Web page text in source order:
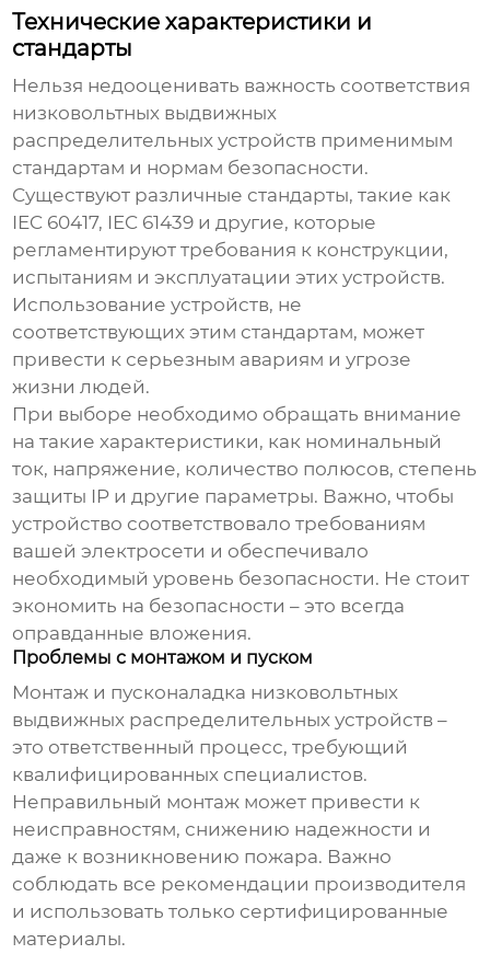
Технические характеристики и
стандарты
Нельзя недооценивать важность соответствия
низковольтных выдвижных
распределительных устройств применимым
стандартам и нормам безопасности.
Существуют различные стандарты, такие как
IEC 60417, IEC 61439 и другие, которые
регламентируют требования к конструкции,
испытаниям и эксплуатации этих устройств.
Использование устройств, не
соответствующих этим стандартам, может
привести к серьезным авариям и угрозе
жизни людей.
При выборе необходимо обращать внимание
на такие характеристики, как номинальный
ток, напряжение, количество полюсов, степень
защиты IP и другие параметры. Важно, чтобы
устройство соответствовало требованиям
вашей электросети и обеспечивало
необходимый уровень безопасности. Не стоит
экономить на безопасности – это всегда
оправданные вложения.
Проблемы с монтажом и пуском
Монтаж и пусконаладка низковольтных
выдвижных распределительных устройств –
это ответственный процесс, требующий
квалифицированных специалистов.
Неправильный монтаж может привести к
неисправностям, снижению надежности и
даже к возникновению пожара. Важно
соблюдать все рекомендации производителя
и использовать только сертифицированные
материалы.